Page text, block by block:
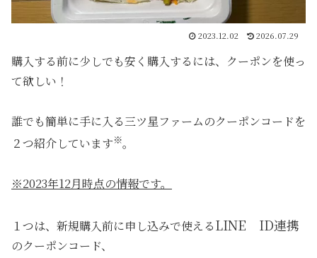
2023.12.02 2026.07.29
購入する前に少しでも安く購入するには、クーポンを使っ
て欲しい！
誰でも簡単に手に入る三ツ星ファームのクーポンコードを
２つ紹介しています※。
※2023年12月時点の情報です。
１つは、新規購入前に申し込みで使えるLINE ID連携
のクーポンコード、